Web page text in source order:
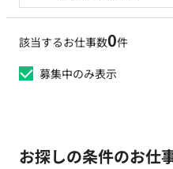
該当するお仕事数0件
募集中のみ表示
お探しの条件のお仕